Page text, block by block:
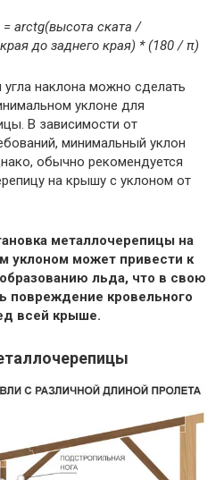
= arctg(высота ската /
до заднего края) * (180 / π)
угла наклона можно сделать
уклоне для
В зависимости от
минимальный уклон
обычно рекомендуется
на крышу с уклоном от
металлочерепицы на
уклоном может привести к
льда, что в свою
повреждение кровельного
всей крыше.